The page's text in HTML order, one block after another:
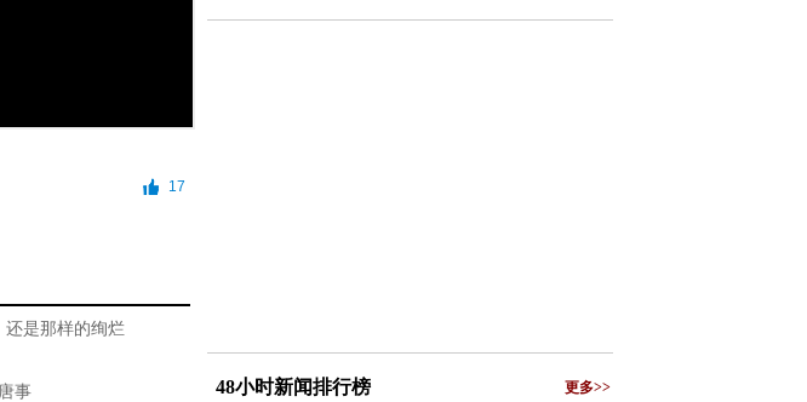
17
还是那样的绚烂
事
48小时新闻排行榜 更多>>